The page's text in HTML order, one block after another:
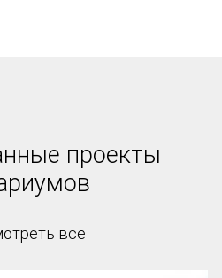
проекты
все